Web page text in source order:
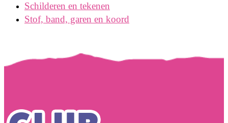
Schilderen en tekenen
Stof, band, garen en koord